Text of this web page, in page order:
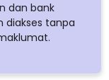
dan bank
diakses tanpa